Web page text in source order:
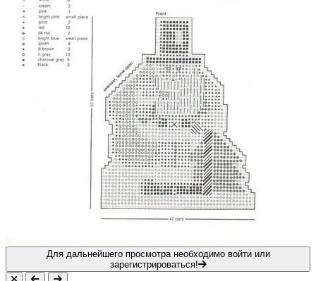
Для дальнейшего просмотра необходимо войти или
зарегистрироваться!